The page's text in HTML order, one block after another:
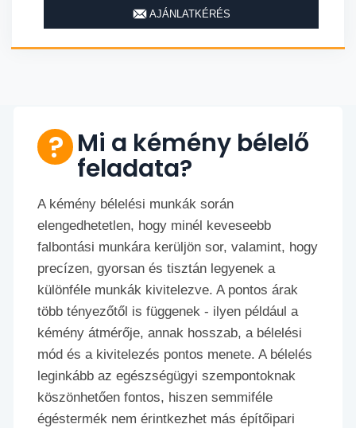
AJÁNLATKÉRÉS
Mi a kémény bélelő
feladata?
A kémény bélelési munkák során
elengedhetetlen, hogy minél keveseebb
falbontási munkára kerüljön sor, valamint, hogy
precízen, gyorsan és tisztán legyenek a
különféle munkák kivitelezve. A pontos árak
több tényezőtől is függenek - ilyen például a
kémény átmérője, annak hosszab, a bélelési
mód és a kivitelezés pontos menete. A bélelés
leginkább az egészségügyi szempontoknak
köszönhetően fontos, hiszen semmiféle
égéstermék nem érintkezhet más építőipari